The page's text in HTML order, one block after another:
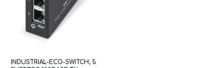
INDUSTRIAL-ECO-SWITCH; 5